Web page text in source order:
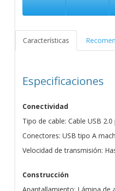
Características
Especificaciones
Conectividad
Tipo de cable: Cable USB
Conectores: USB tipo A
Velocidad de transmisión:
Construcción
Apantallamiento: Lámina de